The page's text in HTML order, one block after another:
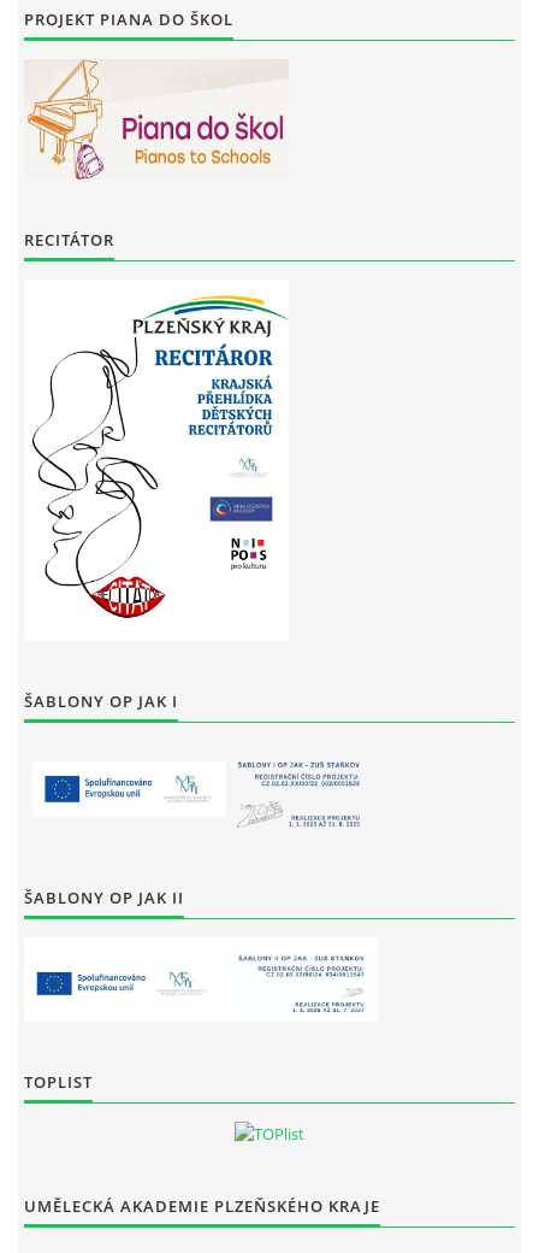
PROJEKT PIANA DO ŠKOL
RECITÁTOR
ŠABLONY OP JAK I
ŠABLONY OP JAK II
TOPLIST
UMĚLECKÁ AKADEMIE PLZEŇSKÉHO KRAJE